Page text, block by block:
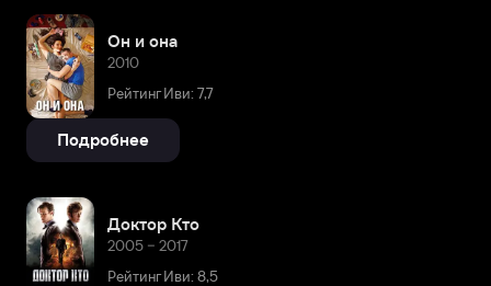
Он и она
2010
Рейтинг Иви: 7,7
Подробнее
Доктор Кто
2005 – 2017
Рейтинг Иви: 8,5